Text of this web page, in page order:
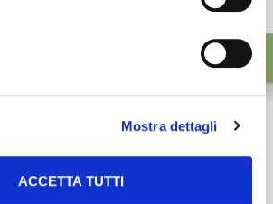
Mostra dettagli
ACCETTA TUTTI